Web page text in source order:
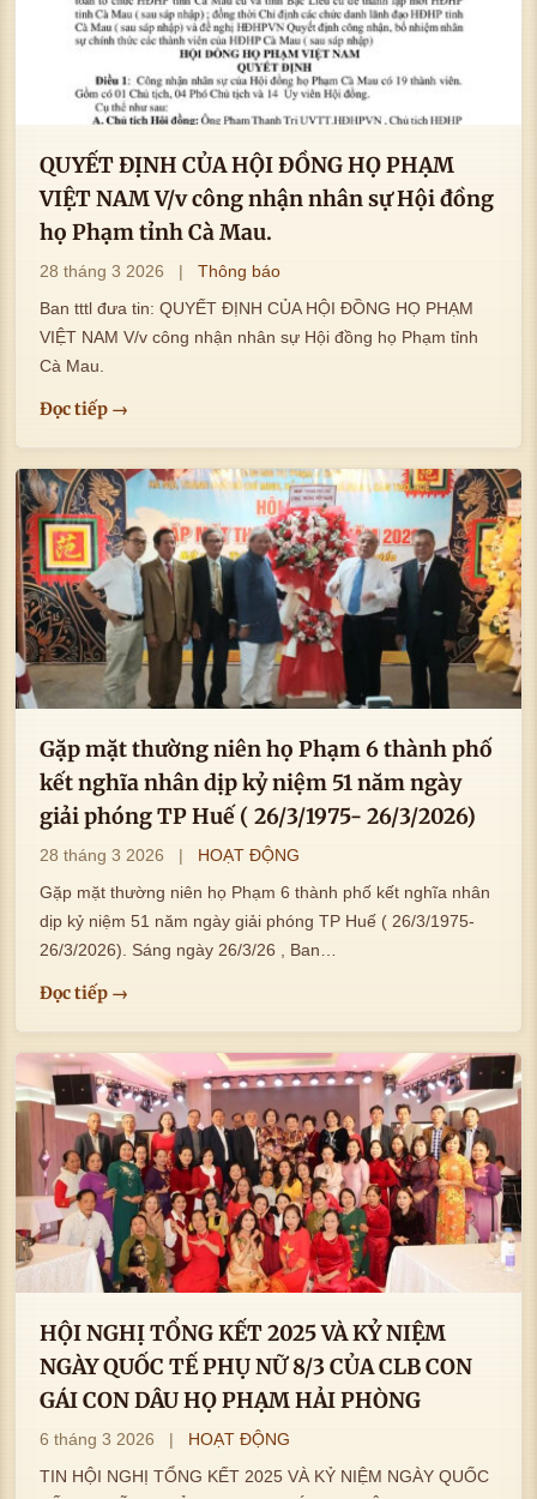
QUYẾT ĐỊNH CỦA HỘI ĐỒNG HỌ PHẠM
VIỆT NAM V/v công nhận nhân sự Hội đồng
họ Phạm tỉnh Cà Mau.
28 tháng 3 2026 Thông báo
Ban tttl đưa tin: QUYẾT ĐỊNH CỦA HỘI ĐỒNG HỌ PHẠM
VIỆT NAM V/v công nhận nhân sự Hội đồng họ Phạm tỉnh
Cà Mau.
Đọc tiếp →
Gặp mặt thường niên họ Phạm 6 thành phố
kết nghĩa nhân dịp kỷ niệm 51 năm ngày
giải phóng TP Huế ( 26/3/1975- 26/3/2026)
28 tháng 3 2026 HOẠT ĐỘNG
Gặp mặt thường niên họ Phạm 6 thành phố kết nghĩa nhân
dịp kỷ niệm 51 năm ngày giải phóng TP Huế ( 26/3/1975-
26/3/2026). Sáng ngày 26/3/26 , Ban…
Đọc tiếp →
HỘI NGHỊ TỔNG KẾT 2025 VÀ KỶ NIỆM
NGÀY QUỐC TẾ PHỤ NỮ 8/3 CỦA CLB CON
GÁI CON DÂU HỌ PHẠM HẢI PHÒNG
6 tháng 3 2026 HOẠT ĐỘNG
TIN HỘI NGHỊ TỔNG KẾT 2025 VÀ KỶ NIỆM NGÀY QUỐC